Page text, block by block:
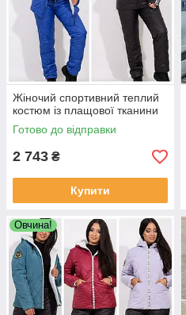
Жіночий спортивний теплий
костюм із плащової тканини
Готово до відправки
2 743 ₴
Купити
Овчина!